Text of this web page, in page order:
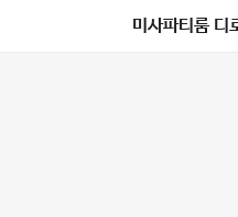
미사파티룸 디